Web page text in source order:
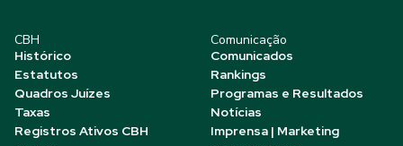
CBH
Histórico
Estatutos
Quadros Juízes
Taxas
Registros Ativos CBH
Comunicação
Comunicados
Rankings
Programas e Resultados
Notícias
Imprensa | Marketing